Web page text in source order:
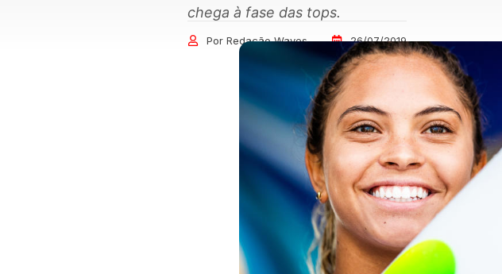
chega à fase das tops.
Por Redação Waves 26/07/2019